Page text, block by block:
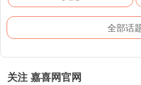
全部话
关注 嘉喜网官网